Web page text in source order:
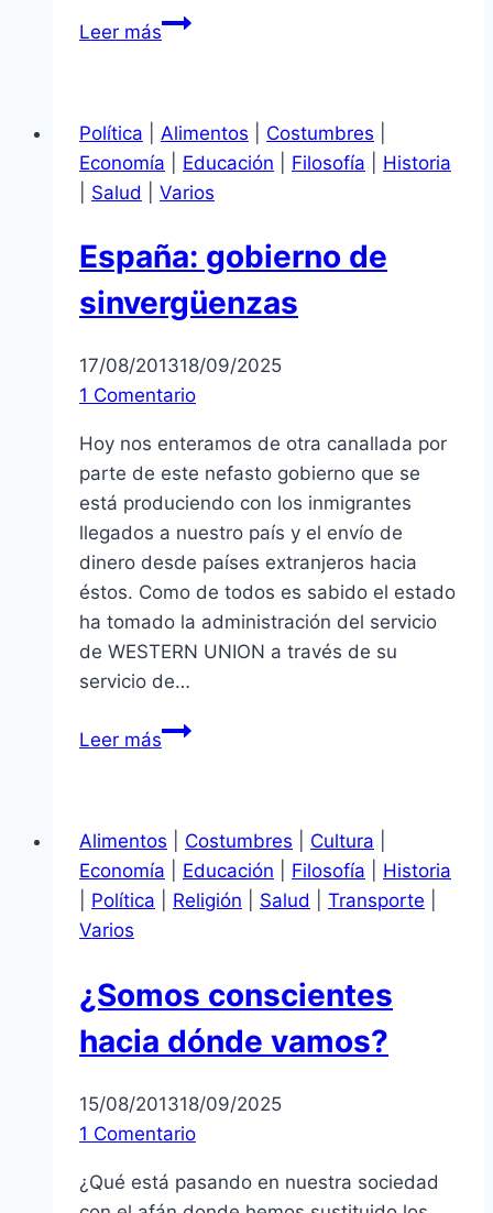
Leer másAnacronismos
gobernante
español
Política Alimentos Costumbres
Economía
Educación Filosofía
Historia
Salud Varios
España: gobierno de
sinvergüenzas
17/08/201318/09/2025
1 Comentario
Hoy nos enteramos de otra canallada por
parte de este nefasto gobierno que se
está produciendo con los inmigrantes
llegados a nuestro país y el envío de
dinero desde países extranjeros hacia
éstos. Como de todos es sabido el estado
ha tomado la administración del servicio
de WESTERN UNION a través de su
servicio de…
Leer másEspaña:
Alimentos
Costumbres Cultura
Economía
Educación Filosofía
Historia
Política Religión Salud Transporte
Varios
¿Somos conscientes
hacia dónde vamos?
15/08/201318/09/2025
1 Comentario
¿Qué está pasando en nuestra sociedad